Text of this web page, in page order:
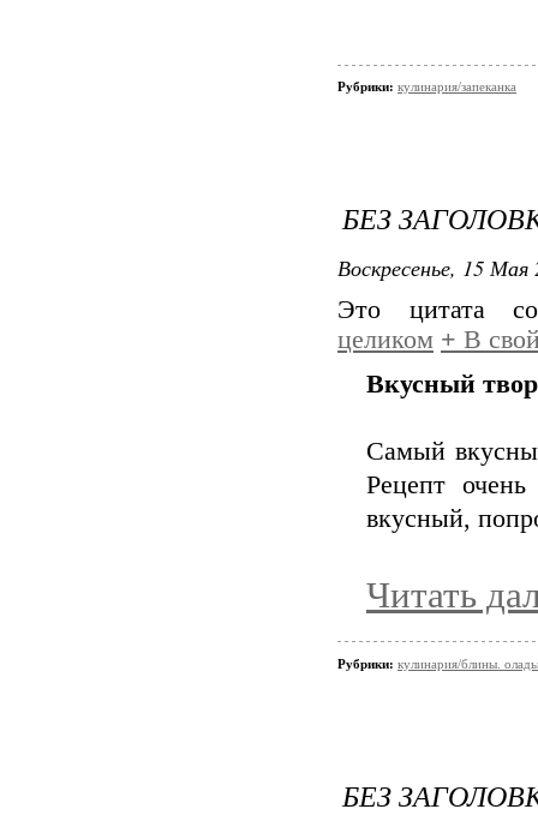
Рубрики: кулинария/запеканка
БЕЗ
Воскресенье, 15
Это цитата
целиком + В
Вкусный
Самый
Рецепт
вкусный,
Читать
Рубрики: кулинария/блины.
БЕЗ